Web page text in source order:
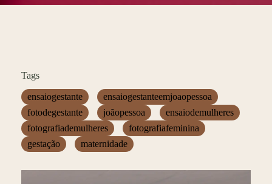
Tags
ensaiogestante
ensaiogestanteemjoaopessoa
fotodegestante
joãopessoa
ensaiodemulheres
fotografiademulheres
fotografiafeminina
gestação
maternidade